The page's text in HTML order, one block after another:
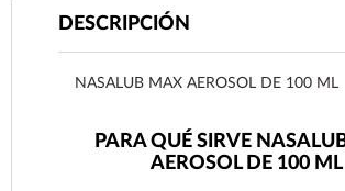
DESCRIPCIÓN
NASALUB MAX AEROSOL DE 100 ML
PARA QUÉ SIRVE
AEROSOL DE 100 ML